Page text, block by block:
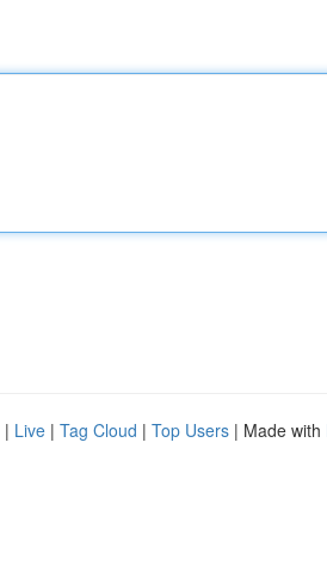
| Live | Tag Cloud | Top Users | Made with